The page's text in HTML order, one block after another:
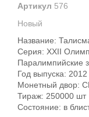
Артикул 576
Новый
Название:
Серия: XXII
Паралимпийские
Год выпуска: 2012
Монетный двор:
Тираж: 250000 шт
Состояние: в